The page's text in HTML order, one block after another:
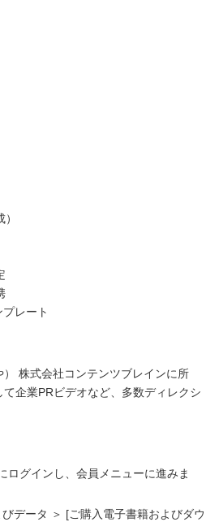
レート
株式会社コンテンツブレインに所
企業PRビデオなど、多数ディレクシ
ログインし、会員メニューに進みま
データ ＞ [ご購入電子書籍およびダウ